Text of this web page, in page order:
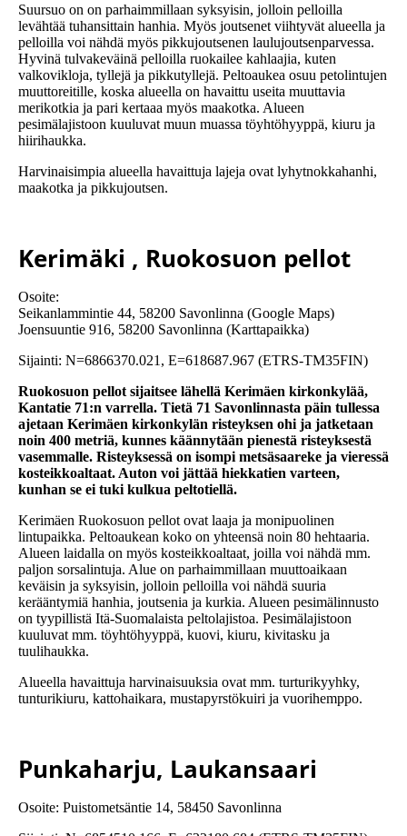
Suursuo on on parhaimmillaan syksyisin, jolloin pelloilla
levähtää tuhansittain hanhia. Myös joutsenet viihtyvät alueella ja
pelloilla voi nähdä myös pikkujoutsenen laulujoutsenparvessa.
Hyvinä tulvakeväinä pelloilla ruokailee kahlaajia, kuten
valkovikloja, tyllejä ja pikkutyllejä. Peltoaukea osuu petolintujen
muuttoreitille, koska alueella on havaittu useita muuttavia
merikotkia ja pari kertaaa myös maakotka. Alueen
pesimälajistoon kuuluvat muun muassa töyhtöhyyppä, kiuru ja
hiirihaukka.
Harvinaisimpia alueella havaittuja lajeja ovat lyhytnokkahanhi,
maakotka ja pikkujoutsen.
Kerimäki , Ruokosuon pellot
Osoite:
Seikanlammintie 44, 58200 Savonlinna (Google Maps)
Joensuuntie 916, 58200 Savonlinna (Karttapaikka)
Sijainti: N=6866370.021, E=618687.967 (ETRS-TM35FIN)
Ruokosuon pellot sijaitsee lähellä Kerimäen kirkonkylää,
Kantatie 71:n varrella. Tietä 71 Savonlinnasta päin tullessa
ajetaan Kerimäen kirkonkylän risteyksen ohi ja jatketaan
noin 400 metriä, kunnes käännytään pienestä risteyksestä
vasemmalle. Risteyksessä on isompi metsäsaareke ja vieressä
kosteikkoaltaat. Auton voi jättää hiekkatien varteen,
kunhan se ei tuki kulkua peltotiellä.
Kerimäen Ruokosuon pellot ovat laaja ja monipuolinen
lintupaikka. Peltoaukean koko on yhteensä noin 80 hehtaaria.
Alueen laidalla on myös kosteikkoaltaat, joilla voi nähdä mm.
paljon sorsalintuja. Alue on parhaimmillaan muuttoaikaan
keväisin ja syksyisin, jolloin pelloilla voi nähdä suuria
kerääntymiä hanhia, joutsenia ja kurkia. Alueen pesimälinnusto
on tyypillistä Itä-Suomalaista peltolajistoa. Pesimälajistoon
kuuluvat mm. töyhtöhyyppä, kuovi, kiuru, kivitasku ja
tuulihaukka.
Alueella havaittuja harvinaisuuksia ovat mm. turturikyyhky,
tunturikiuru, kattohaikara, mustapyrstökuiri ja vuorihemppo.
Punkaharju, Laukansaari
Osoite: Puistometsäntie 14, 58450 Savonlinna